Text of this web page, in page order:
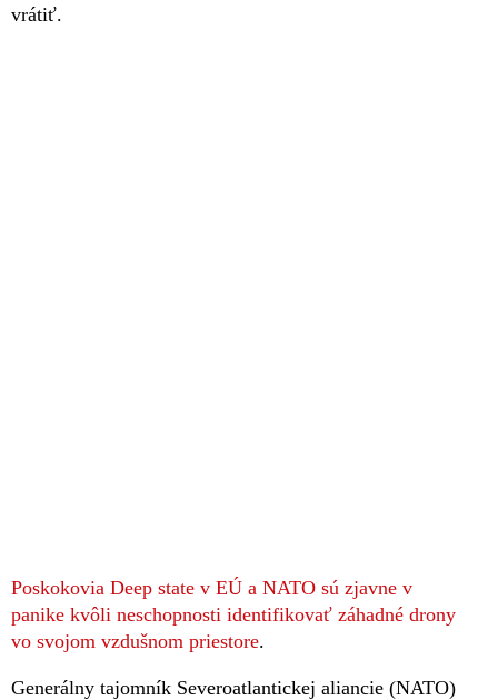
vrátiť.
Poskokovia Deep state v EÚ a NATO sú zjavne v
panike kvôli neschopnosti identifikovať záhadné drony
vo svojom vzdušnom priestore.
Generálny tajomník Severoatlantickej aliancie (NATO)